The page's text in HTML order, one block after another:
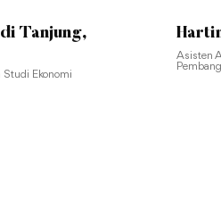
Tanjung,
Ekonomi
Asisten